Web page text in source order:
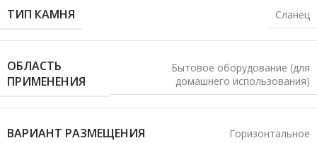
ТИП КАМНЯ Сланец
ОБЛАСТЬ
ПРИМЕНЕНИЯ
Бытовое оборудование (для
домашнего использования)
ВАРИАНТ РАЗМЕЩЕНИЯ Горизонтальное